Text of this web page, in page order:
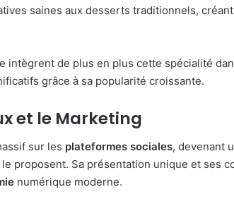
saines aux desserts traditionnels,
intègrent de plus en plus cette spécialité
grâce à sa popularité croissante.
et le Marketing
sur les plateformes sociales, devenant
proposent. Sa présentation unique et ses
numérique moderne.